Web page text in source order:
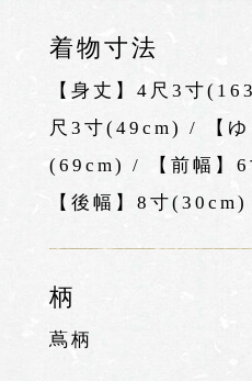
着物寸法
【身丈】4尺3寸
尺3寸(49cm) / 【ゆ
(69cm) / 【前幅】
【後幅】8寸(30cm)
柄
蔦柄